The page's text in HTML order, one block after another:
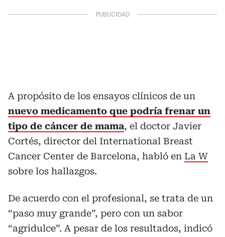
A propósito de los ensayos clínicos de un
nuevo medicamento que podría frenar un
tipo de cáncer de mama, el doctor Javier
Cortés, director del International Breast
Cancer Center de Barcelona, habló en La W
sobre los hallazgos.
De acuerdo con el profesional, se trata de un
“paso muy grande”, pero con un sabor
“agridulce”. A pesar de los resultados, indicó